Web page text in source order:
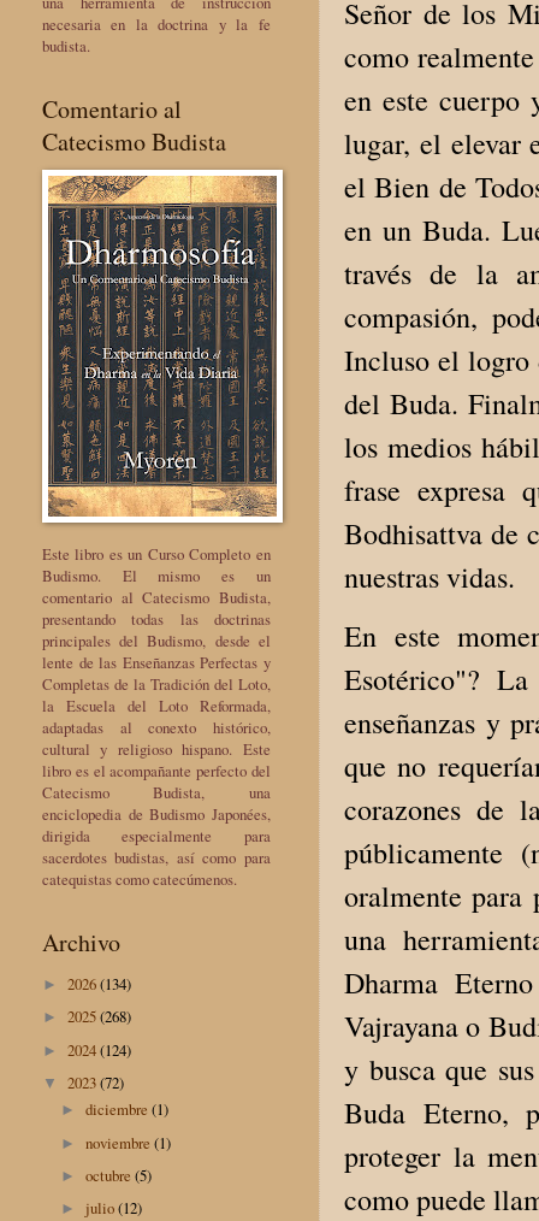
Señor de los
como
en este cuerpo
lugar, el elevar
el Bien de
en un Buda.
través de la
compasión,
Incluso el logro
del Buda.
los medios
frase expresa
Bodhisattva de
nuestras vidas.
En este
Esotérico"?
enseñanzas y
que no
corazones de
públicamente
oralmente para
una
Dharma
Vajrayana o
y busca que
Buda Eterno,
proteger la
como puede
necesaria en la doctrina y la fe
budista.
Comentario al
Catecismo Budista
Este libro es un Curso Completo en
Budismo. El mismo es un
comentario al Catecismo Budista,
presentando todas las doctrinas
principales del Budismo, desde el
lente de las Enseñanzas Perfectas y
Completas de la Tradición del Loto,
la Escuela del Loto Reformada,
adaptadas al conexto histórico,
cultural y religioso hispano. Este
libro es el acompañante perfecto del
Catecismo Budista, una
enciclopedia de Budismo Japonées,
dirigida especialmente para
sacerdotes budistas, así como para
catequistas como catecúmenos.
Archivo
► 2026(134)
► 2025(268)
► 2024(124)
▼ 2023(72)
►diciembre(1)
►noviembre(1)
►octubre(5)
► julio(12)